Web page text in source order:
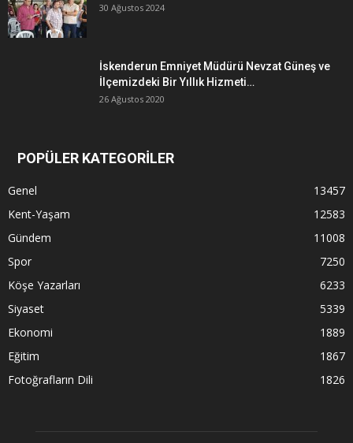
30 Ağustos 2024
İskenderun Emniyet Müdürü Nevzat Güneş ve
İlçemizdeki Bir Yıllık Hizmeti…
26 Ağustos 2020
POPÜLER KATEGORİLER
Genel
13457
Kent-Yaşam
12583
Gündem
11008
Spor
7250
Köşe Yazarları
6233
Siyaset
5339
Ekonomi
1889
Eğitim
1867
Fotoğrafların Dili
1826